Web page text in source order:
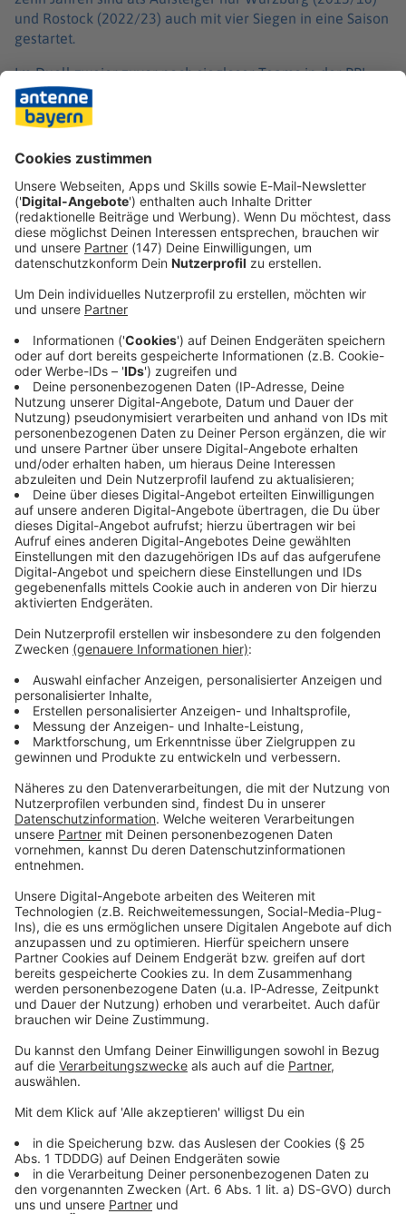
und Rostock (2022/23) auch mit vier Siegen in eine Saison
gestartet.
Im Duell zweier zuvor noch siegloser Teams in der BBL
bezwangen die Rostock Seawolves die MLP Academics
Heidelberg dank eines starken Schlussviertels 90:79
(40:40). Heidelberg und Braunschweig belegen nach vier
Niederlagen aus vier Partien derzeit die beiden
Immer auf dem Laufenden
bleiben!
Verpass' nichts mehr - mit unserem kostenlosen
ANTENNE BAYERN Newsletter. Ob Nachrichten,
Lifestyle oder unsere neuesten Aktionen - wir
informieren dich.
Zum Newsletter anmelden
Du möchtest uns etwas sagen?
Studio Hotline
Kontaktformular
Sprachnachricht
© dpa-infocom, dpa:251012-930-154009/1
Bayern